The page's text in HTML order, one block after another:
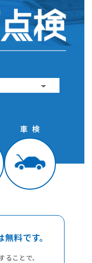
車 検
料です。
ことで、